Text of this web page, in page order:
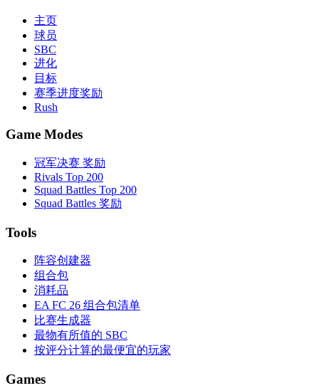
主页
球员
SBC
进化
目标
赛季进度奖励
Rush
Game Modes
冠军决赛 奖励
Rivals Top 200
Squad Battles Top 200
Squad Battles 奖励
Tools
阵容创建器
组合包
消耗品
EA FC 26 组合包清单
比赛生成器
最物有所值的 SBC
按评分计算的最便宜的玩家
Games